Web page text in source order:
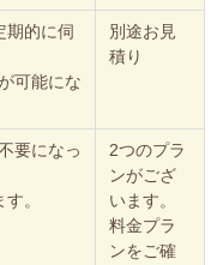
期的に伺
可能にな
別途お見
積り
要になっ
。
2つのプラ
ンがござ
います。
料金プラ
ンをご確